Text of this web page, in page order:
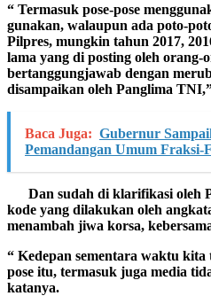
“ Termasuk pose-pose
gunakan, walaupun ada poto-
Pilpres, mungkin tahun 2017,
lama yang di posting oleh orang-
bertanggungjawab dengan
disampaikan oleh Panglima
Baca Juga: Gubernur
Pemandangan Umum Fraksi-
Dan sudah di klarifikasi oleh
kode yang dilakukan oleh
menambah jiwa korsa,
“ Kedepan sementara waktu kita
pose itu, termasuk juga media
katanya.